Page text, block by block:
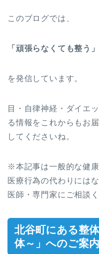
このブログでは、
「頑張らなくても整う
を発信しています。
目・自律神経・ダイエ
る情報をこれからもお
してくださいね。
※本記事は一般的な健
医療行為の代わりには
医師・専門家にご相談く
北谷町にある整
体～」へのご案内